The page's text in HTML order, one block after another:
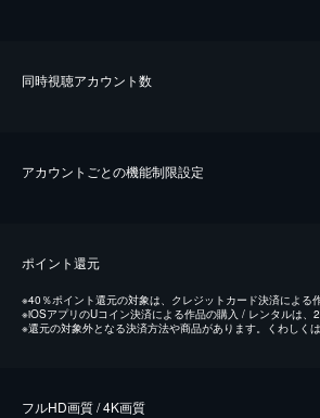
同時視聴アカウント数
アカウントごとの機能制限設定
ポイント還元
※40％ポイント還元の対象は、クレジットカード決済による
※iOSアプリのUコイン決済による作品の購入 / レンタルは、
※還元の対象外となる決済方法や商品があります。くわしくは
フルHD画質 / 4K画質